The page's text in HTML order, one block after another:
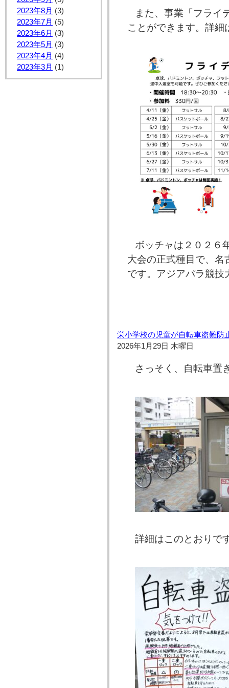
2023年8月 (3)
2023年7月 (5)
2023年6月 (3)
2023年5月 (3)
2023年4月 (4)
2023年3月 (1)
また、事業「フライ
ことができます。詳細
ボッチャは２０２６
大会の正式種目で、名
です。アジアパラ競技
栄小学校の児童が自転車盗難防
2026年1月29日 木曜日
さっそく、自転車置
詳細はこのとおりで